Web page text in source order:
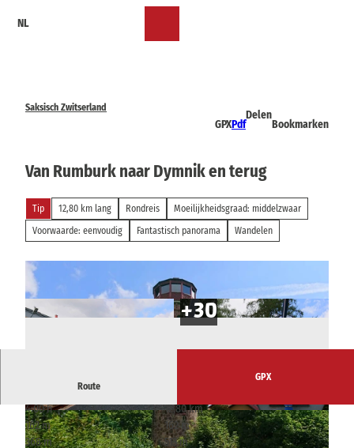
NL
Saksisch Zwitserland
GPXPdf
Delen
Bookmarken
Van Rumburk naar Dymnik en terug
Tip 12,80 km lang Rondreis
Moeilijkheidsgraad: middelzwaar
Voorwaarde: eenvoudig
Fantastisch panorama Wandelen
© ELBSANDSTEINGUIDES Sächsische Schwei
z, Tourismusverband Sächsische Schweiz, Picas
a
© ELBSANDSTEINGUIDES Sächsische Schwei
z, Tourismusverband Sächsische Schweiz, Picas
a
Route
GPX
4:00 h
12,80 km
162 m
162 m
368 m
513 m